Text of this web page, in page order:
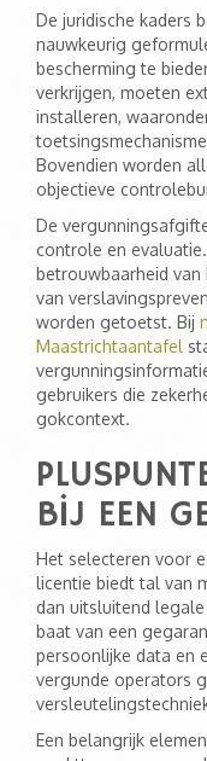
De juridische kaders
nauwkeurig
bescherming te
verkrijgen, moeten
installeren,
Bovendien worden
objectieve
De
controle en
betrouwbaarheid
van
worden getoetst. Bij
Maastrichtaantafel
gebruikers die
gokcontext.
BIJ EEN
Het selecteren voor
licentie biedt tal van
dan uitsluitend
baat van een
persoonlijke data en
vergunde operators
Een belangrijk